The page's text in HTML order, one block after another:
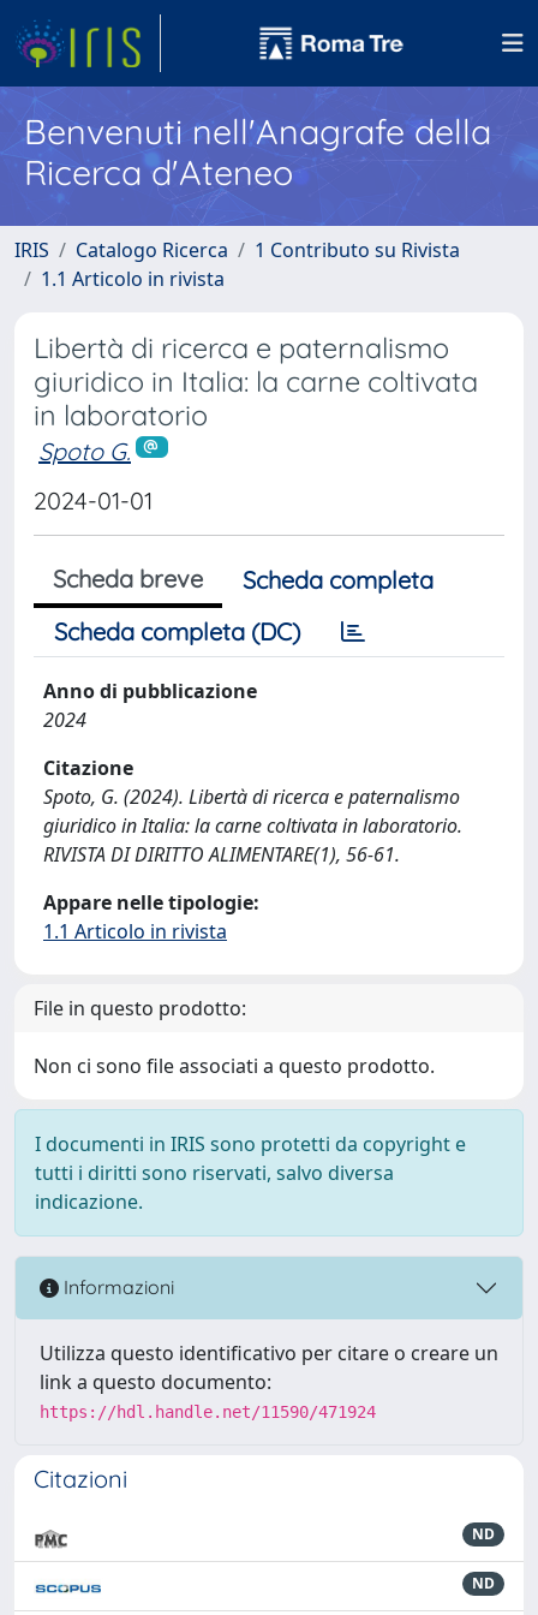
Benvenuti nell'Anagrafe della
Ricerca d'Ateneo
IRIS Catalogo Ricerca
1 Contributo su Rivista
1.1 Articolo in rivista
Libertà di ricerca e paternalismo
giuridico in Italia: la carne coltivata
in laboratorio
Spoto G.
2024-01-01
Scheda breve
Scheda completa
Scheda completa (DC)
Anno di pubblicazione
2024
Citazione
Spoto, G. (2024). Libertà di ricerca e paternalismo
giuridico in Italia: la carne coltivata in laboratorio.
RIVISTA DI DIRITTO ALIMENTARE(1), 56-61.
Appare nelle tipologie:
1.1 Articolo in rivista
File in questo prodotto:
Non ci sono file associati a questo prodotto.
I documenti in IRIS sono protetti da copyright e
tutti i diritti sono riservati, salvo diversa
indicazione.
Informazioni
Utilizza questo identificativo per citare o creare un
link a questo documento:
https://hdl.handle.net/11590/471924
Citazioni
ND
ND